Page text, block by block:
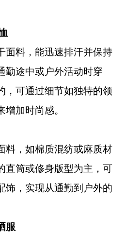
面料，能迅速排汗并保持
勤途中或户外活动时穿
，可通过细节如独特的领
增加时尚感。
料，如棉质混纺或麻质材
直筒或修身版型为主，可
饰，实现从通勤到户外的
服